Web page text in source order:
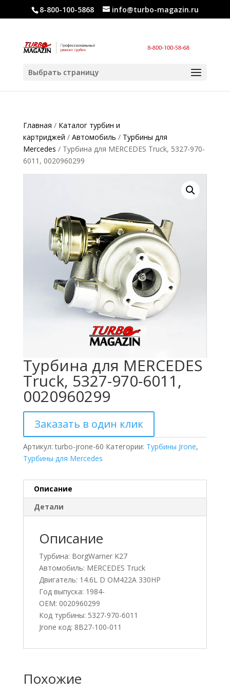
8-800-100-5868 info@turbo-magazin.ru
Выбрать страницу
Главная / Каталог турбин и
картриджей / Автомобиль / Турбины для
Mercedes / Турбина для MERCEDES Truck, 5327-970-
6011, 0020960299
Турбина для MERCEDES
Truck, 5327-970-6011,
0020960299
Заказать в один клик
Артикул:turbo-jrone-60 Категории: Турбины Jrone,
Турбины для Mercedes
Описание
Детали
Описание
Турбина: BorgWarner K27
Автомобиль: MERCEDES Truck
Двигатель: 14.6L D OM422A 330HP
Год выпуска: 1984-
OEM: 0020960299
Код турбины: 5327-970-6011
Jrone код: 8B27-100-011
Похожие